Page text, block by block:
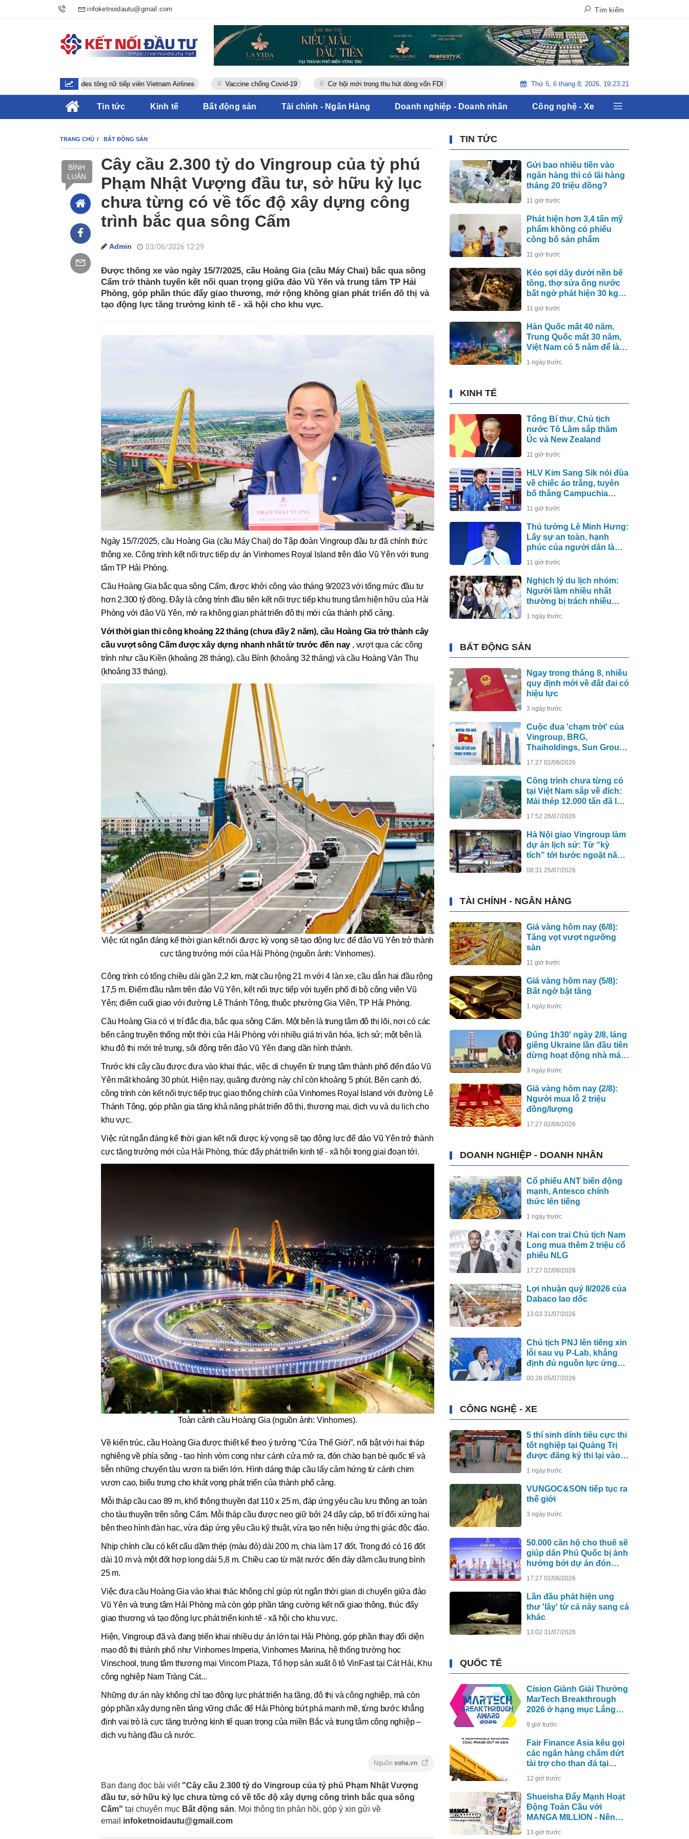
infoketnoidautu@gmail.com Tìm kiếm
Tài xế xe Mercedes tông nữ tiếp viên Vietnam Airlines Vaccine chống Covid-19 Cơ hội mới trong thu hút dòng vốn FDI Tiêu Điểm : Bầu cử Tổng Thống Mỹ 2020 Sự kiện tiền tê : Thị trường
Thứ 5, 6 tháng 8, 2026, 19:23:23
Tin tức Kinh tế Bất động sản Tài chính - Ngân Hàng Doanh nghiệp - Doanh nhân Công nghệ - Xe
TRANG CHỦ BẤT ĐỘNG SẢN
BÌNH
LUẬN
Cây cầu 2.300 tỷ do Vingroup của tỷ phú
Phạm Nhật Vượng đầu tư, sở hữu kỷ lục
chưa từng có về tốc độ xây dựng công
trình bắc qua sông Cấm
Admin 03/06/2026 12:29
Được thông xe vào ngày 15/7/2025, cầu Hoàng Gia (cầu Máy Chai) bắc qua sông
Cấm trở thành tuyến kết nối quan trọng giữa đảo Vũ Yên và trung tâm TP Hải
Phòng, góp phần thúc đẩy giao thương, mở rộng không gian phát triển đô thị và
tạo động lực tăng trưởng kinh tế - xã hội cho khu vực.
Ngày 15/7/2025, cầu Hoàng Gia (cầu Máy Chai) do Tập đoàn Vingroup đầu tư đã chính thức
thông xe. Công trình kết nối trực tiếp dự án Vinhomes Royal Island trên đảo Vũ Yên với trung
tâm TP Hải Phòng.
Cầu Hoàng Gia bắc qua sông Cấm, được khởi công vào tháng 9/2023 với tổng mức đầu tư
hơn 2.300 tỷ đồng. Đây là công trình đầu tiên kết nối trực tiếp khu trung tâm hiện hữu của Hải
Phòng với đảo Vũ Yên, mở ra không gian phát triển đô thị mới của thành phố cảng.
Với thời gian thi công khoảng 22 tháng (chưa đầy 2 năm), cầu Hoàng Gia trở thành cây
cầu vượt sông Cấm được xây dựng nhanh nhất từ trước đến nay , vượt qua các công
trình như cầu Kiền (khoảng 28 tháng), cầu Bính (khoảng 32 tháng) và cầu Hoàng Văn Thụ
(khoảng 33 tháng).
Việc rút ngắn đáng kể thời gian kết nối được kỳ vọng sẽ tạo động lực để đảo Vũ Yên trở thành
cực tăng trưởng mới của Hải Phòng (nguồn ảnh: Vinhomes).
Công trình có tổng chiều dài gần 2,2 km, mặt cầu rộng 21 m với 4 làn xe, cầu dẫn hai đầu rộng
17,5 m. Điểm đầu nằm trên đảo Vũ Yên, kết nối trực tiếp với tuyến phố đi bộ công viên Vũ
Yên; điểm cuối giao với đường Lê Thánh Tông, thuộc phường Gia Viên, TP Hải Phòng.
Cầu Hoàng Gia có vị trí đắc địa, bắc qua sông Cấm. Một bên là trung tâm đô thị lõi, nơi có các
bến cảng truyền thống một thời của Hải Phòng với nhiều giá trị văn hóa, lịch sử; một bên là
khu đô thị mới trẻ trung, sôi động trên đảo Vũ Yên đang dần hình thành.
Trước khi cây cầu được đưa vào khai thác, việc di chuyển từ trung tâm thành phố đến đảo Vũ
Yên mất khoảng 30 phút. Hiện nay, quãng đường này chỉ còn khoảng 5 phút. Bên cạnh đó,
công trình còn kết nối trực tiếp trục giao thông chính của Vinhomes Royal Island với đường Lê
Thánh Tông, góp phần gia tăng khả năng phát triển đô thị, thương mại, dịch vụ và du lịch cho
khu vực.
Việc rút ngắn đáng kể thời gian kết nối được kỳ vọng sẽ tạo động lực để đảo Vũ Yên trở thành
cực tăng trưởng mới của Hải Phòng, thúc đẩy phát triển kinh tế - xã hội trong giai đoạn tới.
Toàn cảnh cầu Hoàng Gia (nguồn ảnh: Vinhomes).
Về kiến trúc, cầu Hoàng Gia được thiết kế theo ý tưởng “Cửa Thế Giới”, nổi bật với hai tháp
nghiêng về phía sông - tạo hình vòm cong như cánh cửa mở ra, đón chào bạn bè quốc tế và
tiễn những chuyến tàu vươn ra biển lớn. Hình dáng tháp cầu lấy cảm hứng từ cánh chim
vươn cao, biểu trưng cho khát vọng phát triển của thành phố cảng.
Mỗi tháp cầu cao 89 m, khổ thông thuyền đạt 110 x 25 m, đáp ứng yêu cầu lưu thông an toàn
cho tàu thuyền trên sông Cấm. Mỗi tháp cầu được neo giữ bởi 24 dây cáp, bố trí đối xứng hai
bên theo hình đàn hạc, vừa đáp ứng yêu cầu kỹ thuật, vừa tạo nên hiệu ứng thị giác độc đáo.
Nhịp chính cầu có kết cấu dầm thép (màu đỏ) dài 200 m, chia làm 17 đốt. Trong đó có 16 đốt
dài 10 m và một đốt hợp long dài 5,8 m. Chiều cao từ mặt nước đến đáy dầm cầu trung bình
25 m.
Việc đưa cầu Hoàng Gia vào khai thác không chỉ giúp rút ngắn thời gian di chuyển giữa đảo
Vũ Yên và trung tâm Hải Phòng mà còn góp phần tăng cường kết nối giao thông, thúc đẩy
giao thương và tạo động lực phát triển kinh tế - xã hội cho khu vực.
Hiện, Vingroup đã và đang triển khai nhiều dự án lớn tại Hải Phòng, góp phần thay đổi diện
mạo đô thị thành phố như Vinhomes Imperia, Vinhomes Marina, hệ thống trường học
Vinschool, trung tâm thương mại Vincom Plaza, Tổ hợp sản xuất ô tô VinFast tại Cát Hải, Khu
công nghiệp Nam Tràng Cát...
Những dự án này không chỉ tạo động lực phát triển hạ tầng, đô thị và công nghiệp, mà còn
góp phần xây dựng nền tảng vững chắc để Hải Phòng bứt phá mạnh mẽ, từng bước khẳng
định vai trò là cực tăng trưởng kinh tế quan trọng của miền Bắc và trung tâm công nghiệp –
dịch vụ hàng đầu cả nước.
Nguồn soha.vn
Bạn đang đọc bài viết "Cây cầu 2.300 tỷ do Vingroup của tỷ phú Phạm Nhật Vượng
đầu tư, sở hữu kỷ lục chưa từng có về tốc độ xây dựng công trình bắc qua sông
Cấm" tại chuyên mục Bất động sản. Mọi thông tin phản hồi, góp ý xin gửi về
email infoketnoidautu@gmail.com
TIN TỨC
Gửi bao nhiêu tiền vào
ngân hàng thì có lãi hàng
tháng 20 triệu đồng?
11 giờ trước
Phát hiện hơn 3,4 tấn mỹ
phẩm không có phiếu
công bố sản phẩm
11 giờ trước
Kéo sợi dây dưới nền bê
tông, thợ sửa ống nước
bất ngờ phát hiện 30 kg
tiền vàng, khu vực lập tức
bị phong tỏa
11 giờ trước
Hàn Quốc mất 40 năm,
Trung Quốc mất 30 năm,
Việt Nam có 5 năm để làm
điều này
1 ngày trước
KINH TẾ
Tổng Bí thư, Chủ tịch
nước Tô Lâm sắp thăm
Úc và New Zealand
11 giờ trước
HLV Kim Sang Sik nói đùa
về chiếc áo trắng, tuyên
bố thắng Campuchia
bằng đội hình mạnh nhất
11 giờ trước
Thủ tướng Lê Minh Hưng:
Lấy sự an toàn, hạnh
phúc của người dân làm
thước đo an ninh mạng
11 giờ trước
Nghịch lý du lịch nhóm:
Người làm nhiều nhất
thường bị trách nhiều
nhất
1 ngày trước
BẤT ĐỘNG SẢN
Ngay trong tháng 8, nhiều
quy định mới về đất đai có
hiệu lực
3 ngày trước
Cuộc đua 'chạm trời' của
Vingroup, BRG,
Thaiholdings, Sun Group:
sẽ xây tòa nhà cao nhất
Việt Nam?
17:27 02/08/2026
Công trình chưa từng có
tại Việt Nam sắp về đích:
Mái thép 12.000 tấn đã lắp
nơi trao giải Oscar dần lộ
diện
17:52 26/07/2026
Hà Nội giao Vingroup làm
dự án lịch sử: Từ “kỳ
tích” tới bước ngoặt năng
08:31 25/07/2026
TÀI CHÍNH - NGÂN HÀNG
Giá vàng hôm nay (6/8):
Tăng vọt vượt ngưỡng
sàn
11 giờ trước
Giá vàng hôm nay (5/8):
Bất ngờ bật tăng
1 ngày trước
Đúng 1h30' ngày 2/8, láng
giềng Ukraine lần đầu tiên
dừng hoạt động nhà máy
điện hạt nhân do Nga xây
dựng
3 ngày trước
Giá vàng hôm nay (2/8):
Người mua lỗ 2 triệu
đồng/lượng
17:27 02/08/2026
DOANH NGHIỆP - DOANH NHÂN
Cổ phiếu ANT biến động
mạnh, Antesco chính
thức lên tiếng
1 ngày trước
Hai con trai Chủ tịch Nam
Long mua thêm 2 triệu cổ
phiếu NLG
17:27 02/08/2026
Lợi nhuận quý II/2026 của
Dabaco lao dốc
13:03 31/07/2026
Chủ tịch PNJ lên tiếng xin
lỗi sau vụ P-Lab, khẳng
định đủ nguồn lực ứng
00:28 05/07/2026
CÔNG NGHỆ - XE
5 thí sinh dính tiêu cực thi
tốt nghiệp tại Quảng Trị
được đăng ký thi lại vào
năm 2027
1 ngày trước
VUNGOC&SON tiếp tục ra
thế giới
3 ngày trước
50.000 căn hộ cho thuê sẽ
giúp dân Phú Quốc bị ảnh
hưởng bởi dự án đón
17:27 02/08/2026
Lần đầu phát hiện ung
thư 'lây' từ cá này sang cá
khác
13:02 31/07/2026
QUỐC TẾ
Cision Giành Giải Thưởng
MarTech Breakthrough
2026 ở hạng mục Lắng
Nghe Mạng Xã Hội, Phân
Phối Thông Cáo Báo Chí
và Tối Ưu Hóa Công Cụ
Trả Lời (AEO)
9 giờ trước
Fair Finance Asia kêu gọi
các ngân hàng chấm dứt
tài trợ cho than đá tại
ASEAN và tăng cường
các biện pháp bảo vệ xã
hội
12 giờ trước
Shueisha Đẩy Mạnh Hoạt
Động Toàn Cầu với
MANGA MILLION - Nền
Tảng Manga (Truyện
13 giờ trước